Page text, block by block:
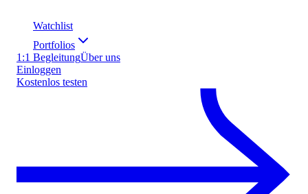
Watchlist
Portfolios
1:1 BegleitungÜber uns
Einloggen
Kostenlos testen